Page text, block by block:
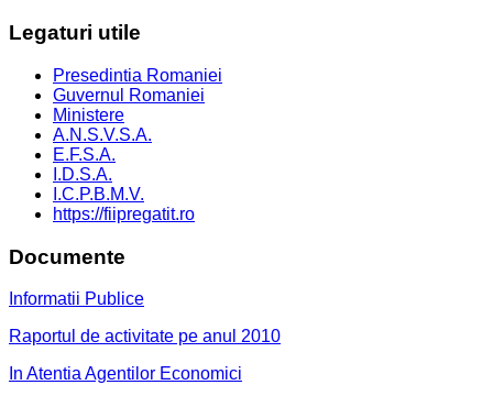
Legaturi utile
Presedintia Romaniei
Guvernul Romaniei
Ministere
A.N.S.V.S.A.
E.F.S.A.
I.D.S.A.
I.C.P.B.M.V.
https://fiipregatit.ro
Documente
Informatii Publice
Raportul de activitate pe anul 2010
In Atentia Agentilor Economici